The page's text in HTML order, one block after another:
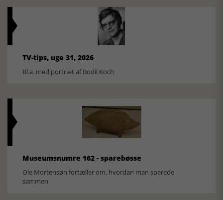
TV-tips, uge 31, 2026
Bl.a. med portræt af Bodil Koch
Museumsnumre 162 - sparebøsse
Ole Mortensøn fortæller om, hvordan man sparede
sammen